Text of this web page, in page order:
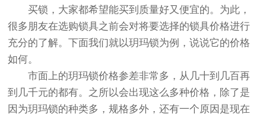
买锁，大家都希望能买到质量好又便宜的。为此，
很多朋友在选购锁具之前会对将要选择的锁具价格进行
充分的了解。下面我们就以玥玛锁为例，说说它的价格
如何。
市面上的玥玛锁价格参差非常多，从几十到几百再
到几千元的都有。之所以会出现这么多种价格，除了是
因为玥玛锁的种类多，规格多外，还有一个原因是现在